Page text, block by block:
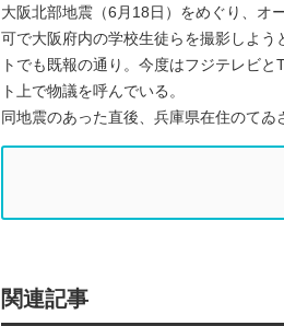
大阪北部地震（6月18日）をめぐり、オ
可で大阪府内の学校生徒らを撮影しよ
トでも既報の通り。今度はフジテレビ
ト上で物議を呼んでいる。
同地震のあった直後、兵庫県在住のて
関連記事